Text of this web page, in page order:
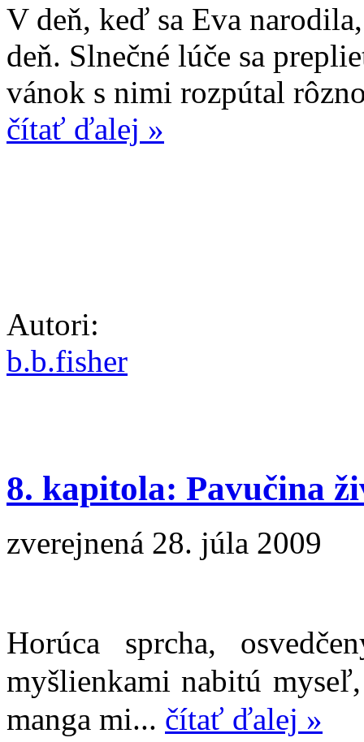
V deň, keď sa Eva
deň. Slnečné lúče sa
vánok s nimi rozpútal
čítať ďalej »
Autori:
b.b.fisher
8. kapitola: Pavučina
zverejnená 28. júla 2009
Horúca sprcha,
myšlienkami nabitú
manga mi... čítať ďalej »